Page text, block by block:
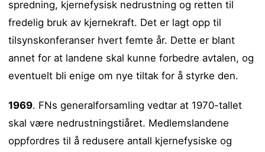
spredning, kjernefysisk nedrustning og retten til
fredelig bruk av kjernekraft. Det er lagt opp til
tilsynskonferanser hvert femte år. Dette er blant
annet for at landene skal kunne forbedre avtalen, og
eventuelt bli enige om nye tiltak for å styrke den.
1969. FNs generalforsamling vedtar at 1970-tallet
skal være nedrustningstiåret. Medlemslandene
oppfordres til å redusere antall kjernefysiske og